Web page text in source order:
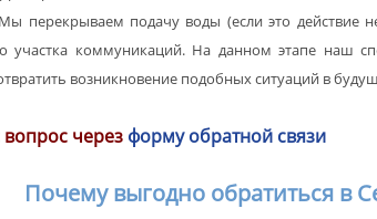
перекрываем подачу воды (если это действие
участка коммуникаций. На данном этапе наш
возникновение подобных ситуаций в
через форму обратной связи
Почему выгодно обратиться в